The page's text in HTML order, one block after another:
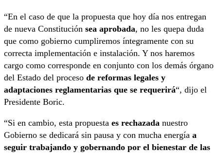
“En el caso de que la propuesta que hoy día nos entregan
de nueva Constitución sea aprobada, no les quepa duda
que como gobierno cumpliremos íntegramente con su
correcta implementación e instalación. Y nos haremos
cargo como corresponde en conjunto con los demás órgano
del Estado del proceso de reformas legales y
adaptaciones reglamentarias que se requerirá“, dijo el
Presidente Boric.
“Si en cambio, esta propuesta es rechazada nuestro
Gobierno se dedicará sin pausa y con mucha energía a
seguir trabajando y gobernando por el bienestar de las